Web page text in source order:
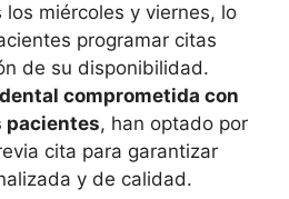
miércoles y viernes, lo
programar citas
de su disponibilidad.
comprometida con
pacientes, han optado por
cita para garantizar
y de calidad.